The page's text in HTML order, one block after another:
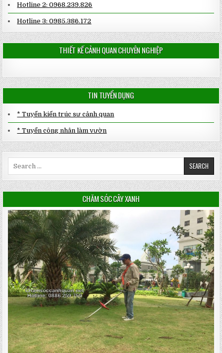
Hotline 2: 0968.239.826
Hotline 3: 0985.386.172
THIẾT KẾ CẢNH QUAN CHUYÊN NGHIỆP
TIN TUYỂN DỤNG
* Tuyển kiến trúc sư cảnh quan
* Tuyển công nhân làm vườn
CHĂM SÓC CÂY XANH